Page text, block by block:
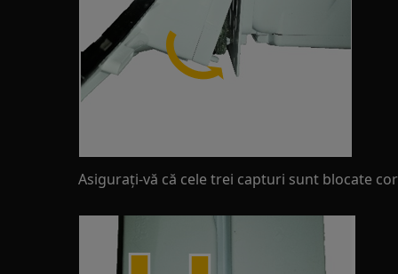
Asigurați-vă că cele trei capturi sunt blocate